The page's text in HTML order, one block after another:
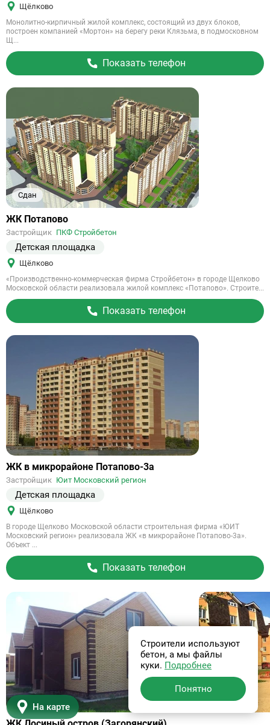
На карте
Щёлково
Монолитно-кирпичный жилой комплекс, состоящий из двух блоков,
построен компанией «Мортон» на берегу реки Клязьма, в подмосковном
Щ...
Показать телефон
Сдан
Ссылка
объект
ЖК Потапово
Застройщик ПКФ Стройбетон
Детская площадка
Щёлково
«Производственно-коммерческая фирма Стройбетон» в городе Щелково
Московской области реализовала жилой комплекс «Потапово». Строите...
Показать телефон
Сдан
Ссылка
объект
ЖК в микрорайоне Потапово-3а
Застройщик Юит Московский регион
Детская площадка
Щёлково
В городе Щелково Московской области строительная фирма «ЮИТ
Московский регион» реализовала ЖК «в микрорайоне Потапово-3а».
Объект ...
Показать телефон
Сдан
Ссылка
Строители используют
бетон, а мы файлы
куки. Подробнее
Понятно